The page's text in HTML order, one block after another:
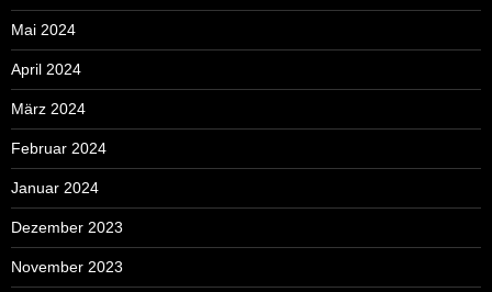
Mai 2024
April 2024
März 2024
Februar 2024
Januar 2024
Dezember 2023
November 2023